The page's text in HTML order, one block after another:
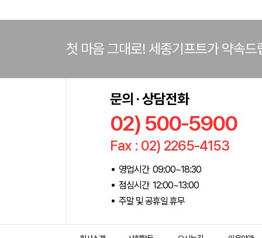
첫 마음 그대로! 세종기프트가 약속드
문의 · 상담전화
02) 500-5900
Fax : 02) 2265-4153
영업시간 09:00~18:30
점심시간 12:00~13:00
주말 및 공휴일 휴무